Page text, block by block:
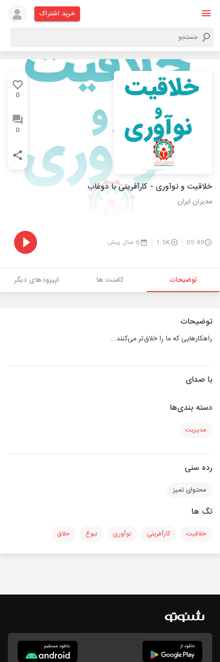
خرید اشتراک
0
0
خلاقیت و نوآوری - کارآفرینی با دوغاب
مدیران ایران
05:49
1.5K 6 سال پیش
توضیحات کامنت ها اپیزودهای دیگر
توضیحات
راهکارهایی که ما را خلاق‌تر می‌کنند...
با صدای
دسته بندی‌ها
مدیریت
رده سنی
محتوای تمیز
تگ ها
خلاقیت کارآفرینی نوآوری نبوغ خلاق